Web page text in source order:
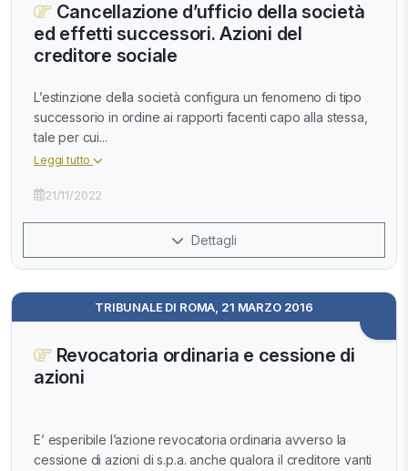
Cancellazione d’ufficio della società
ed effetti successori. Azioni del
creditore sociale
L’estinzione della società configura un fenomeno di tipo
successorio in ordine ai rapporti facenti capo alla stessa,
tale per cui...
Leggi tutto
21/11/2022
Dettagli
TRIBUNALE DI ROMA, 21 MARZO 2016
Revocatoria ordinaria e cessione di
azioni
E’ esperibile l’azione revocatoria ordinaria avverso la
cessione di azioni di s.p.a. anche qualora il creditore vanti